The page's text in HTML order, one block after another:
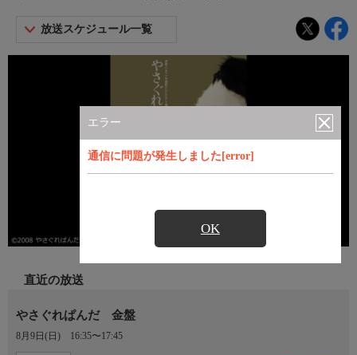
エラー
通信に問題が発生しました[error]
OK
放送スケジュール一覧
直近の放送
やさぐれぱんだ 金盤
8月9日(日) 16:35〜17:45